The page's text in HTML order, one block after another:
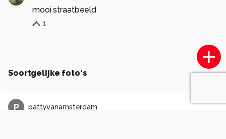
mooi straatbeeld
1
Soortgelijke foto's
P pattyvanamsterdam